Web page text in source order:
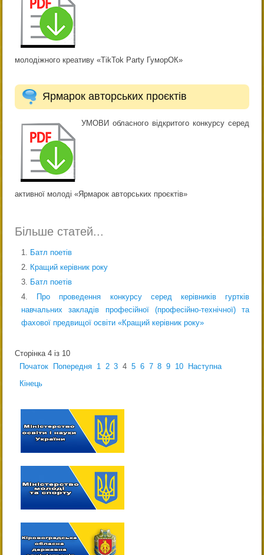
молодіжного креативу «TikTok Party ГуморОК»
Ярмарок авторських проєктів
УМОВИ обласного відкритого конкурсу серед
активної молоді «Ярмарок авторських проєктів»
Більше статей...
Батл поетів
Кращий керівник року
Батл поетів
Про проведення конкурсу серед керівників гуртків
навчальних закладів професійної (професійно-технічної) та
фахової предвищої освіти «Кращий керівник року»
Сторінка 4 із 10
Початок
Попередня 1 2 3 4 5 6 7 8 9 10
Наступна
Кінець